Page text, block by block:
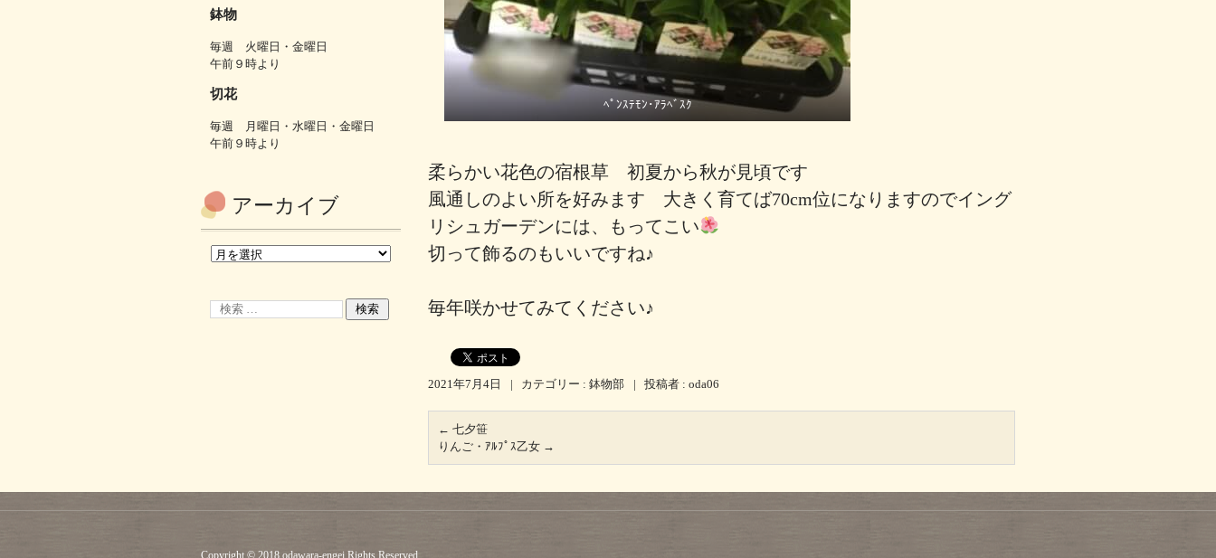
ﾍﾟﾝｽﾃﾓﾝ･ｱﾗﾍﾞｽｸ
柔らかい花色の宿根草 初夏から秋が見頃です
風通しのよい所を好みます 大きく育てば70cm位になりますのでイング
リシュガーデンには、もってこい
切って飾るのもいいですね♪
毎年咲かせてみてください♪
2021年7月4日 | カテゴリー : 鉢物部 | 投稿者 : oda06
← 七夕笹
りんご・ｱﾙﾌﾟｽ乙女 →
鉢物
毎週 火曜日・金曜日
午前９時より
切花
毎週 月曜日・水曜日・金曜日
午前９時より
アーカイブ
Copyright © 2018 odawara-engei Rights Reserved.